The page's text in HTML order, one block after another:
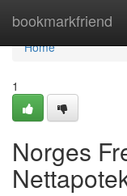
bookmarkfriend
Home
Home
1
Norges